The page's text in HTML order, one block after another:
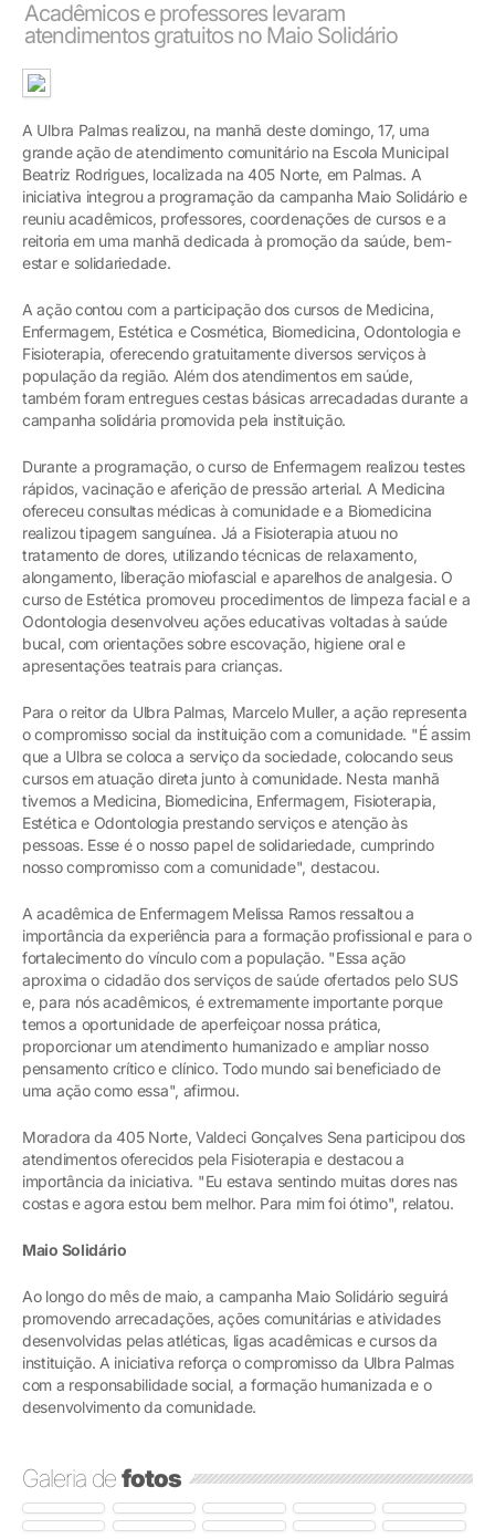
Acadêmicos e professores levaram
atendimentos gratuitos no Maio Solidário
A Ulbra Palmas realizou, na manhã deste domingo, 17, uma
grande ação de atendimento comunitário na Escola Municipal
Beatriz Rodrigues, localizada na 405 Norte, em Palmas. A
iniciativa integrou a programação da campanha Maio Solidário e
reuniu acadêmicos, professores, coordenações de cursos e a
reitoria em uma manhã dedicada à promoção da saúde, bem-
estar e solidariedade.
A ação contou com a participação dos cursos de Medicina,
Enfermagem, Estética e Cosmética, Biomedicina, Odontologia e
Fisioterapia, oferecendo gratuitamente diversos serviços à
população da região. Além dos atendimentos em saúde,
também foram entregues cestas básicas arrecadadas durante a
campanha solidária promovida pela instituição.
Durante a programação, o curso de Enfermagem realizou testes
rápidos, vacinação e aferição de pressão arterial. A Medicina
ofereceu consultas médicas à comunidade e a Biomedicina
realizou tipagem sanguínea. Já a Fisioterapia atuou no
tratamento de dores, utilizando técnicas de relaxamento,
alongamento, liberação miofascial e aparelhos de analgesia. O
curso de Estética promoveu procedimentos de limpeza facial e a
Odontologia desenvolveu ações educativas voltadas à saúde
bucal, com orientações sobre escovação, higiene oral e
apresentações teatrais para crianças.
Para o reitor da Ulbra Palmas, Marcelo Muller, a ação representa
o compromisso social da instituição com a comunidade. "É assim
que a Ulbra se coloca a serviço da sociedade, colocando seus
cursos em atuação direta junto à comunidade. Nesta manhã
tivemos a Medicina, Biomedicina, Enfermagem, Fisioterapia,
Estética e Odontologia prestando serviços e atenção às
pessoas. Esse é o nosso papel de solidariedade, cumprindo
nosso compromisso com a comunidade", destacou.
A acadêmica de Enfermagem Melissa Ramos ressaltou a
importância da experiência para a formação profissional e para o
fortalecimento do vínculo com a população. "Essa ação
aproxima o cidadão dos serviços de saúde ofertados pelo SUS
e, para nós acadêmicos, é extremamente importante porque
temos a oportunidade de aperfeiçoar nossa prática,
proporcionar um atendimento humanizado e ampliar nosso
pensamento crítico e clínico. Todo mundo sai beneficiado de
uma ação como essa", afirmou.
Moradora da 405 Norte, Valdeci Gonçalves Sena participou dos
atendimentos oferecidos pela Fisioterapia e destacou a
importância da iniciativa. "Eu estava sentindo muitas dores nas
costas e agora estou bem melhor. Para mim foi ótimo", relatou.
Maio Solidário
Ao longo do mês de maio, a campanha Maio Solidário seguirá
promovendo arrecadações, ações comunitárias e atividades
desenvolvidas pelas atléticas, ligas acadêmicas e cursos da
instituição. A iniciativa reforça o compromisso da Ulbra Palmas
com a responsabilidade social, a formação humanizada e o
desenvolvimento da comunidade.
Galeria defotos